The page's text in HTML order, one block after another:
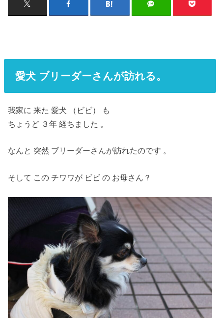
愛犬 ブリーダーさんが訪れる。
我家に 来た 愛犬 （ビビ） も
ちょうど ３年 経ちました 。
なんと 突然 ブリーダーさんが訪れたのです 。
そして この チワワが ビビ の お母さん？